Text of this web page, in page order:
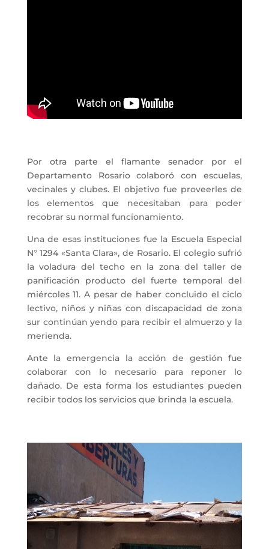
Por otra parte el flamante senador por el
Departamento Rosario colaboró con escuelas,
vecinales y clubes. El objetivo fue proveerles de
los elementos que necesitaban para poder
recobrar su normal funcionamiento.
Una de esas instituciones fue la Escuela Especial
N° 1294 «Santa Clara», de Rosario. El colegio sufrió
la voladura del techo en la zona del taller de
panificación producto del fuerte temporal del
miércoles 11. A pesar de haber concluido el ciclo
lectivo, niños y niñas con discapacidad de zona
sur continúan yendo para recibir el almuerzo y la
merienda.
Ante la emergencia la acción de gestión fue
colaborar con lo necesario para reponer lo
dañado. De esta forma los estudiantes pueden
recibir todos los servicios que brinda la escuela.